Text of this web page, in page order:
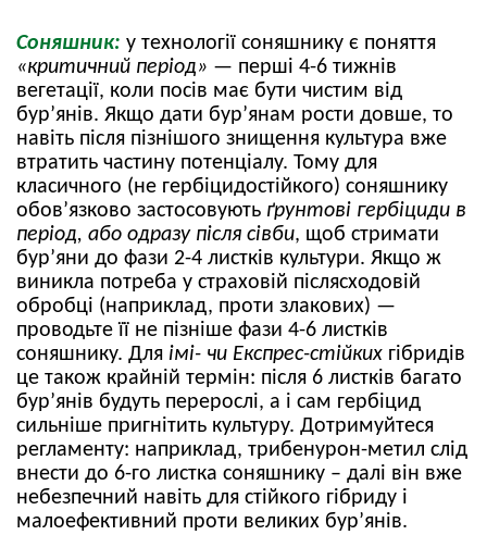
Соняшник: у технології соняшнику є поняття
«критичний період» — перші 4-6 тижнів
вегетації, коли посів має бути чистим від
бур’янів. Якщо дати бур’янам рости довше, то
навіть після пізнішого знищення культура вже
втратить частину потенціалу. Тому для
класичного (не гербіцидостійкого) соняшнику
обов’язково застосовують ґрунтові гербіциди в
період, або одразу після сівби, щоб стримати
бур’яни до фази 2-4 листків культури. Якщо ж
виникла потреба у страховій післясходовій
обробці (наприклад, проти злакових) —
проводьте її не пізніше фази 4-6 листків
соняшнику. Для імі- чи Експрес-стійких гібридів
це також крайній термін: після 6 листків багато
бур’янів будуть перерослі, а і сам гербіцид
сильніше пригнітить культуру. Дотримуйтеся
регламенту: наприклад, трибенурон-метил слід
внести до 6-го листка соняшнику – далі він вже
небезпечний навіть для стійкого гібриду і
малоефективний проти великих бур’янів.